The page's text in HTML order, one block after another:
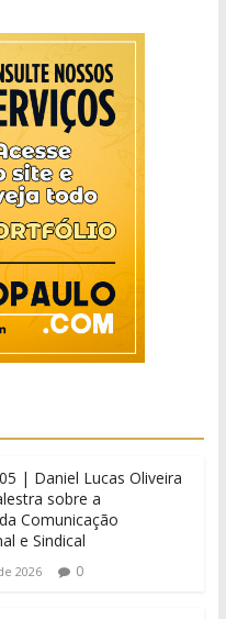
| Daniel Lucas Oliveira
sobre a
Comunicação
e Sindical
2026 0